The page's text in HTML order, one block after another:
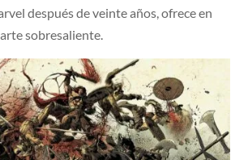
después de veinte años, ofrece en
sobresaliente.